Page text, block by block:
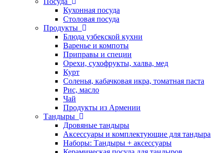
Кухонная посуда
Столовая посуда
Продукты
Блюда узбекской кухни
Варенье и компоты
Приправы и специи
Орехи, сухофрукты, халва, мед
Курт
Соленья, кабачковая икра, томатная паста
Рис, масло
Чай
Продукты из Армении
Тандыры
Дровяные тандыры
Аксессуары и комплектующие для тандыра
Наборы: Тандыры + аксессуары